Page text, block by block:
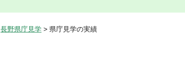
長野県庁見学 > 県庁見学の実績